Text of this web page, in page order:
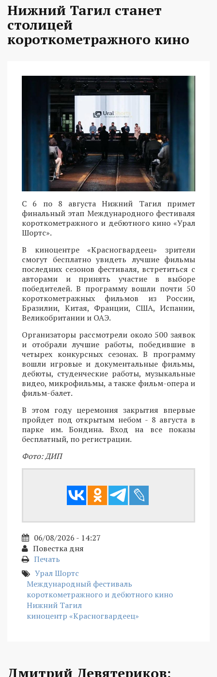
Нижний Тагил станет
столицей
короткометражного кино
С 6 по 8 августа Нижний Тагил примет
финальный этап Международного фестиваля
короткометражного и дебютного кино «Урал
Шортс».
В киноцентре «Красногвардеец» зрители
смогут бесплатно увидеть лучшие фильмы
последних сезонов фестиваля, встретиться с
авторами и принять участие в выборе
победителей. В программу вошли почти 50
короткометражных фильмов из России,
Бразилии, Китая, Франции, США, Испании,
Великобритании и ОАЭ.
Организаторы рассмотрели около 500 заявок
и отобрали лучшие работы, победившие в
четырех конкурсных сезонах. В программу
вошли игровые и документальные фильмы,
дебюты, студенческие работы, музыкальные
видео, микрофильмы, а также фильм-опера и
фильм-балет.
В этом году церемония закрытия впервые
пройдет под открытым небом - 8 августа в
парке им. Бондина. Вход на все показы
бесплатный, по регистрации.
Фото: ДИП
06/08/2026 - 14:27
Повестка дня
Печать
Урал Шортс
Международный фестиваль
короткометражного и дебютного кино
Нижний Тагил
киноцентр «Красногвардеец»
Дмитрий Девятериков: